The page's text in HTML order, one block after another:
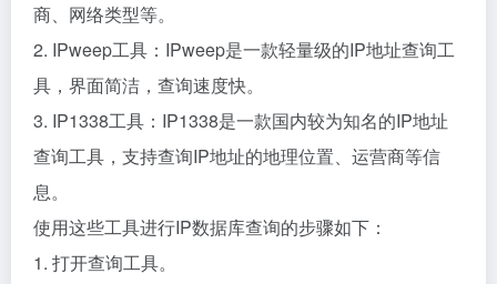
商、网络类型等。
2. IPweep工具：IPweep是一款轻量级的IP地址查询工
具，界面简洁，查询速度快。
3. IP1338工具：IP1338是一款国内较为知名的IP地址
查询工具，支持查询IP地址的地理位置、运营商等信
息。
使用这些工具进行IP数据库查询的步骤如下：
1. 打开查询工具。